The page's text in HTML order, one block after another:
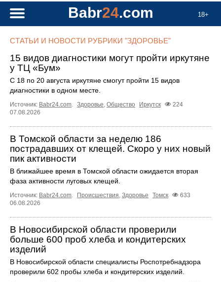
18+
Babr24.com
СТАТЬИ И НОВОСТИ РУБРИКИ "ЗДОРОВЬЕ"
15 видов диагностики могут пройти иркутяне
у ТЦ «Бум»
С 18 по 20 августа иркутяне смогут пройти 15 видов
диагностики в одном месте.
Источник: Babr24.com. Здоровье, Общество Иркутск
224
07.08.2026
В Томской области за неделю 186
пострадавших от клещей. Скоро у них новый
пик активности
В ближайшее время в Томской области ожидается вторая
фаза активности луговых клещей.
Источник: Babr24.com. Происшествия, Здоровье Томск
633
06.08.2026
В Новосибирской области проверили
больше 600 проб хлеба и кондитерских
изделий
В Новосибирской области специалисты Роспотребнадзора
проверили 602 пробы хлеба и кондитерских изделий.